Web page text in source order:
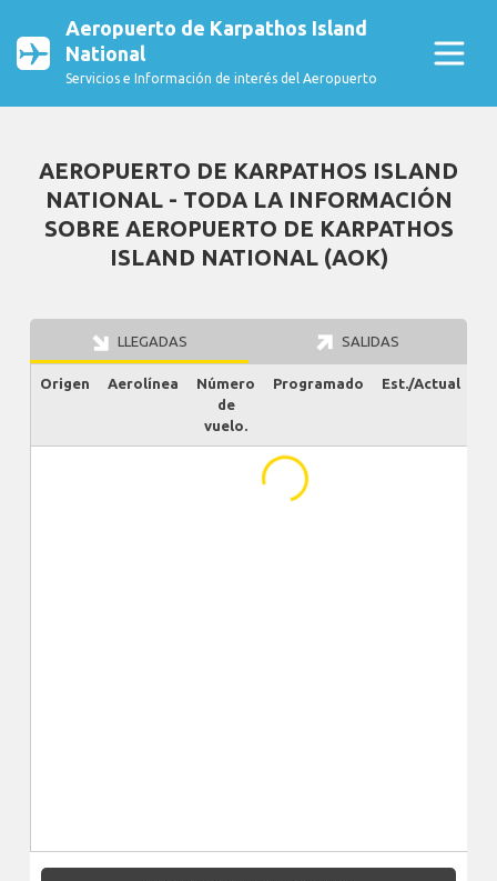
Aeropuerto de Karpathos Island
National
Servicios e Información de interés del Aeropuerto
AEROPUERTO DE KARPATHOS ISLAND
NATIONAL - TODA LA INFORMACIÓN
SOBRE AEROPUERTO DE KARPATHOS
ISLAND NATIONAL (AOK)
LLEGADAS SALIDAS
Origen Aerolínea
Número
de
vuelo.
Programado Est./Actual